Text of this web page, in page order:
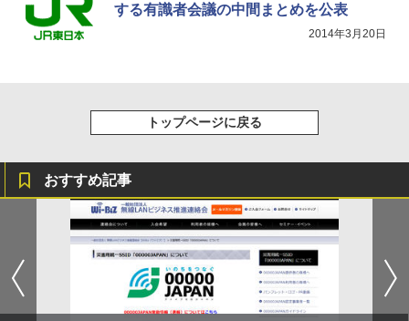
する有識者会議の中間まとめを公表
2014年3月20日
トップページに戻る
おすすめ記事